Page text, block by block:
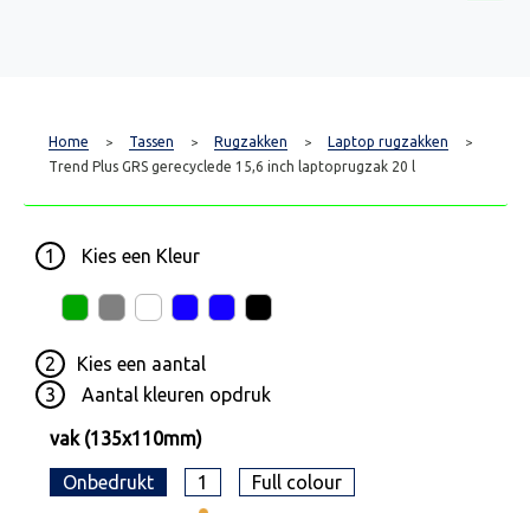
Home > Tassen > Rugzakken > Laptop rugzakken >
Trend Plus GRS gerecyclede 15,6 inch laptoprugzak 20 l
1 Kies een Kleur
2 Kies een aantal
3
Aantal kleuren opdruk
vak (135x110mm)
Onbedrukt 1 Full colour